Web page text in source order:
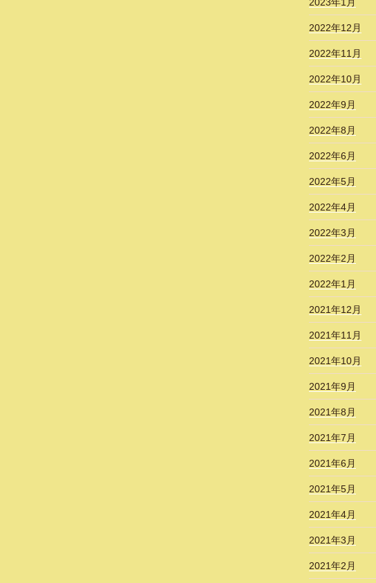
2023年1月
2022年12月
2022年11月
2022年10月
2022年9月
2022年8月
2022年6月
2022年5月
2022年4月
2022年3月
2022年2月
2022年1月
2021年12月
2021年11月
2021年10月
2021年9月
2021年8月
2021年7月
2021年6月
2021年5月
2021年4月
2021年3月
2021年2月